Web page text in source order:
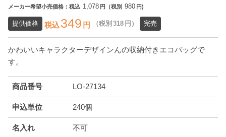
メーカー希望小売価格：税込 1,078 円（税別 980 円)
提供価格 税込349 円 （税別 318 円） 完売
かわいいキャラクターデザインんの収納付きエコバッグで
す。
商品番号 LO-27134
申込単位 240個
名入れ 不可